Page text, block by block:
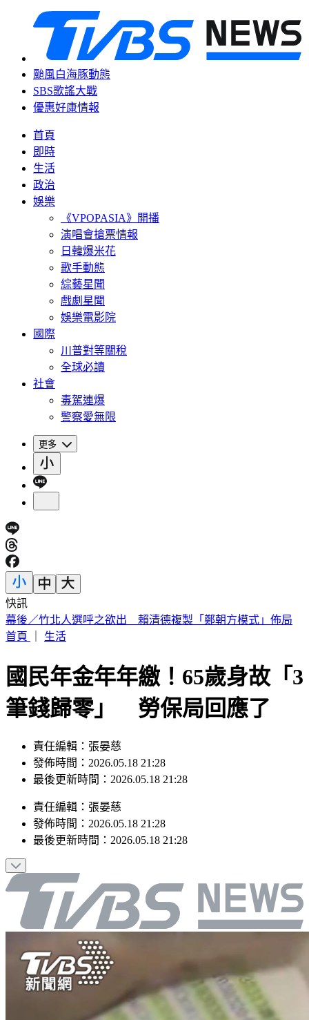
颱風白海豚動態
SBS歌謠大戰
優惠好康情報
首頁
即時
生活
政治
娛樂
《VPOPASIA》開播
演唱會搶票情報
日韓爆米花
歌手動態
綜藝星聞
戲劇星聞
娛樂電影院
國際
川普對等關稅
全球必讀
社會
毒駕連爆
警察愛無限
更多
快訊
林安可膝蓋受傷下二軍！7月打擊破3成 日媒：好事多磨
首頁
生活
國民年金年年繳！65歲身故「3
筆錢歸零」 勞保局回應了
責任編輯：張晏慈
發佈時間：2026.05.18 21:28
最後更新時間：2026.05.18 21:28
責任編輯 ： 張晏慈
發佈時間： 2026.05.18 21:28
最後更新時間： 2026.05.18 21:28